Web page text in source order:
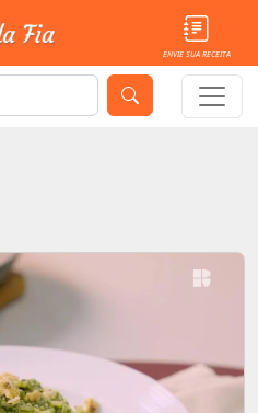
ENVIE SUA RECEITA